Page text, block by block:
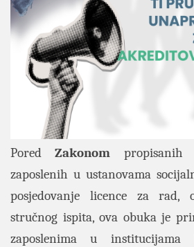
PoredZakonom
zaposlenih u ustanovama
posjedovanje licence za rad,
stručnog ispita, ova obuka je
zaposlenima u